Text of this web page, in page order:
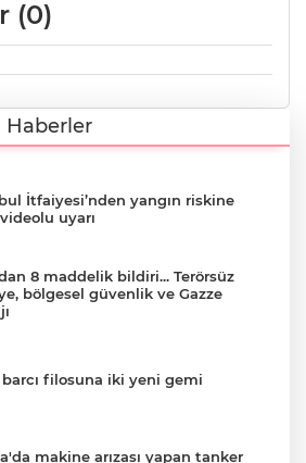
(0)
Haberler
İtfaiyesi’nden yangın riskine
videolu uyarı
8 maddelik bildiri... Terörsüz
bölgesel güvenlik ve Gazze
barcı filosuna iki yeni gemi
makine arızası yapan tanker